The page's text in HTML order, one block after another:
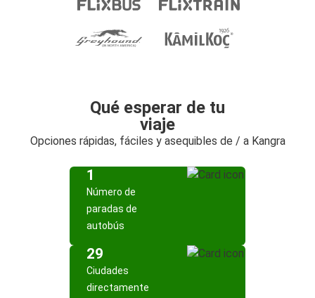
Qué esperar de tu
viaje
Opciones rápidas, fáciles y asequibles de / a Kangra
1
Número de
paradas de
autobús
29
Ciudades
directamente